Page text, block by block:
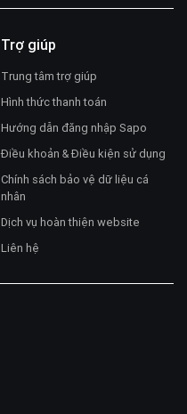
Trợ giúp
Trung tâm trợ giúp
Hình thức thanh toán
Hướng dẫn đăng nhập Sapo
Điều khoản & Điều kiện sử dụng
Chính sách bảo vệ dữ liệu cá
nhân
Dịch vụ hoàn thiện website
Liên hệ